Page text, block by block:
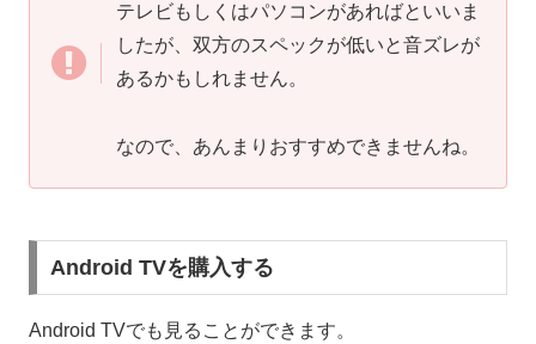
テレビもしくはパソコンがあればといいま
したが、双方のスペックが低いと音ズレが
あるかもしれません。
なので、あんまりおすすめできませんね。
Android TVを購入する
Android TVでも見ることができます。